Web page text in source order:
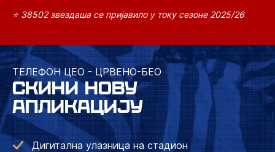
⭐ 38502 звездаша се пријавило у току сезоне 2025/26
ТЕЛЕФОН ЦЕО - ЦРВЕНО-БЕО
СКИНИ НОВУ
АПЛИКАЦИЈУ
Дигитална улазница на стадион